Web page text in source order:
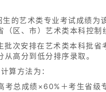
的艺术类专业考试成绩
区、市）艺术类本科控制
次安排在艺术类本科批
高分到低分排序录取。
算方法为：
总成绩×60%＋考生省级